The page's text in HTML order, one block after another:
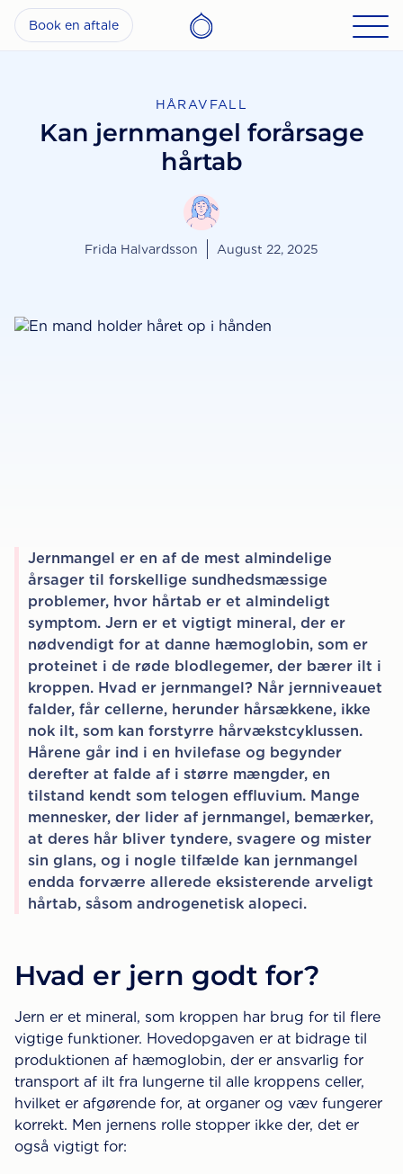
Book en aftale
HÅRAVFALL
Kan jernmangel forårsage
hårtab
Frida Halvardsson August 22, 2025
Jernmangel er en af de mest almindelige
årsager til forskellige sundhedsmæssige
problemer, hvor hårtab er et almindeligt
symptom. Jern er et vigtigt mineral, der er
nødvendigt for at danne hæmoglobin, som er
proteinet i de røde blodlegemer, der bærer ilt i
kroppen. Hvad er jernmangel? Når jernniveauet
falder, får cellerne, herunder hårsækkene, ikke
nok ilt, som kan forstyrre hårvækstcyklussen.
Hårene går ind i en hvilefase og begynder
derefter at falde af i større mængder, en
tilstand kendt som telogen effluvium. Mange
mennesker, der lider af jernmangel, bemærker,
at deres hår bliver tyndere, svagere og mister
sin glans, og i nogle tilfælde kan jernmangel
endda forværre allerede eksisterende arveligt
hårtab, såsom androgenetisk alopeci.
Hvad er jern godt for?
Jern er et mineral, som kroppen har brug for til flere
vigtige funktioner. Hovedopgaven er at bidrage til
produktionen af hæmoglobin, der er ansvarlig for
transport af ilt fra lungerne til alle kroppens celler,
hvilket er afgørende for, at organer og væv fungerer
korrekt. Men jernens rolle stopper ikke der, det er
også vigtigt for: